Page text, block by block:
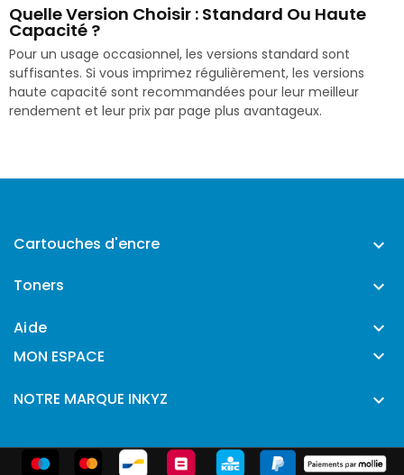
Quelle Version Choisir : Standard Ou Haute
Capacité ?
Pour un usage occasionnel, les versions standard sont
suffisantes. Si vous imprimez régulièrement, les versions
haute capacité sont recommandées pour leur meilleur
rendement et leur prix par page plus avantageux.
Cartouches d'encre 
Toners 
Aide 
MON ESPACE 
NOTRE MARQUE INKYZ 